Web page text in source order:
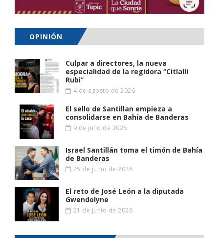
OPINIÓN
Culpar a directores, la nueva
especialidad de la regidora “Citlalli
Rubi”
4 de agosto de 2026
El sello de Santillan empieza a
consolidarse en Bahía de Banderas
9 de julio de 2026
Israel Santillán toma el timón de Bahía
de Banderas
25 de junio de 2026
El reto de José León a la diputada
Gwendolyne
21 de junio de 2026